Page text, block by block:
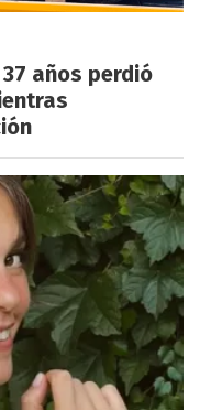
años perdió